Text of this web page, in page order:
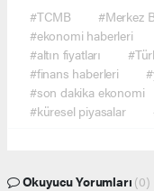
#TCMB #Merkez
#ekonomi haberleri
#altın fiyatları
#finans haberleri
#son dakika ekonomi
#küresel piyasalar
Okuyucu Yorumları (0)